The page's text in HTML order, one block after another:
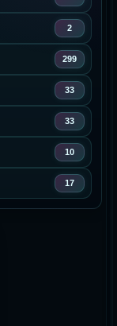
2
299
33
33
10
17